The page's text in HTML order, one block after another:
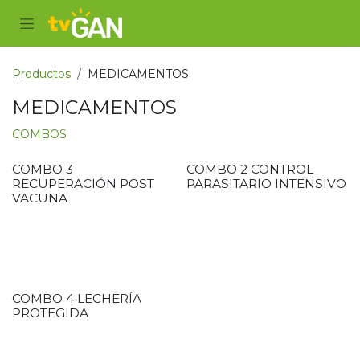
Productos MEDICAMENTOS
MEDICAMENTOS
COMBOS
COMBO 3
RECUPERACIÓN POST
VACUNA
COMBO 2 CONTROL
PARASITARIO INTENSIVO
COMBO 4 LECHERÍA
PROTEGIDA